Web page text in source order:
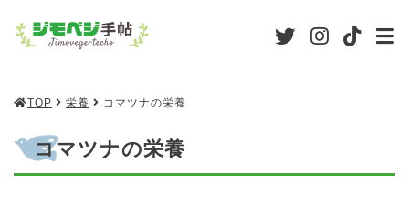
TOP 栄養 コマツナの栄養
コマツナの栄養